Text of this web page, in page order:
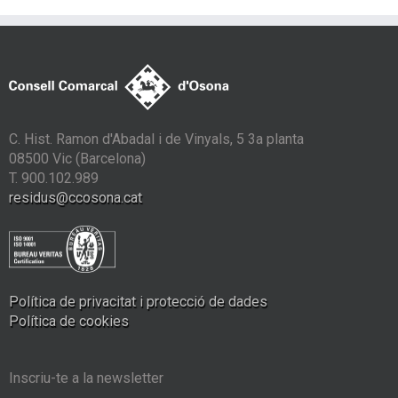
C. Hist. Ramon d'Abadal i de Vinyals, 5 3a planta
08500 Vic (Barcelona)
T. 900.102.989
residus@ccosona.cat
Política de privacitat i protecció de dades
Política de cookies
Inscriu-te a la newsletter